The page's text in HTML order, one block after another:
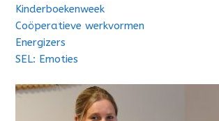
Kinderboekenweek
Coöperatieve werkvormen
Energizers
SEL: Emoties